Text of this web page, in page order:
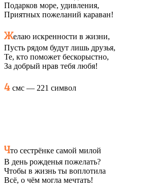
Подарков море, удивления,
Приятных пожеланий караван!
Желаю искренности в жизни,
Пусть рядом будут лишь друзья,
Те, кто поможет бескорыстно,
За добрый нрав тебя любя!
4 смс — 221 символ
Что сестрёнке самой милой
В день рожденья пожелать?
Чтобы в жизнь ты воплотила
Всё, о чём могла мечтать!